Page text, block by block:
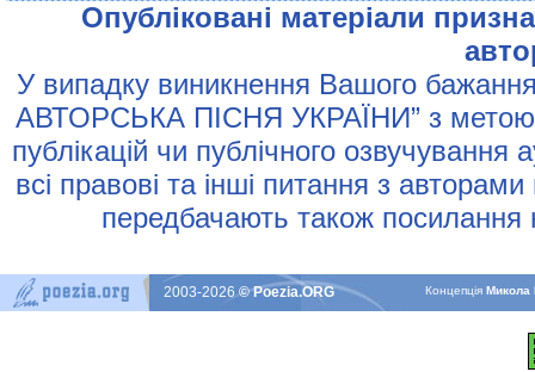
Опублiкованi матерiали
У випадку виникнення Вашого
АВТОРСЬКА ПIСНЯ УКРАЇНИ” з метою
публiкацiй чи публiчного
всi правовi та iншi питання з
передбачають також
КонцепцiяМикола
2003-2026© Poezia.ORG